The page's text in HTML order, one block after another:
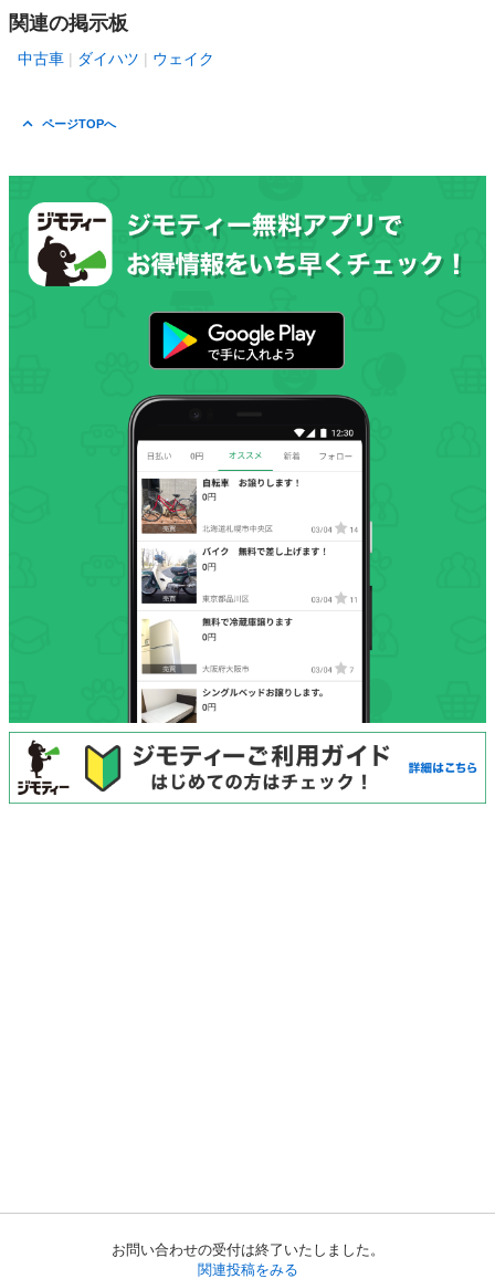
お問い合わせの受付は終了いたしました。
関連投稿をみる
関連の掲示板
中古車 ダイハツ ウェイク
ページTOPへ